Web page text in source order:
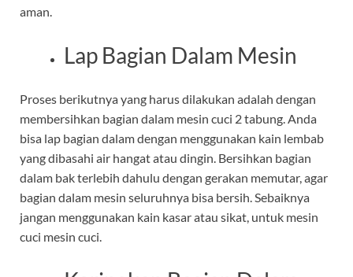
aman.
Lap Bagian Dalam Mesin
Proses berikutnya yang harus dilakukan adalah dengan
membersihkan bagian dalam mesin cuci 2 tabung. Anda
bisa lap bagian dalam dengan menggunakan kain lembab
yang dibasahi air hangat atau dingin. Bersihkan bagian
dalam bak terlebih dahulu dengan gerakan memutar, agar
bagian dalam mesin seluruhnya bisa bersih. Sebaiknya
jangan menggunakan kain kasar atau sikat, untuk mesin
cuci mesin cuci.